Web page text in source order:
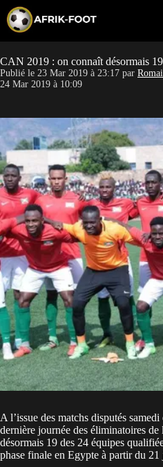
p
o
c
t
n
t
Pays
Clubs
CAN 2019 : on connaît désormais
Publié le 23 Mar 2019 à 23:17 par
24 Mar 2019 à 10:09
A l’issue des matchs disputés
dernière journée des éliminatoires
désormais 19 des 24 équipes
phase finale en Egypte à partir du